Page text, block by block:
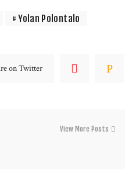
Yolan Polontalo
on Twitter
View More Posts